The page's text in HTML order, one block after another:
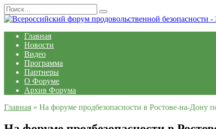
Перейти
к
содержанию
Search
for:
Главная
Новости
Видео
Программа
Партнеры
О Форуме
Архив Форума
Главная » На форуме продбезопасности в Ростове-на-Дону